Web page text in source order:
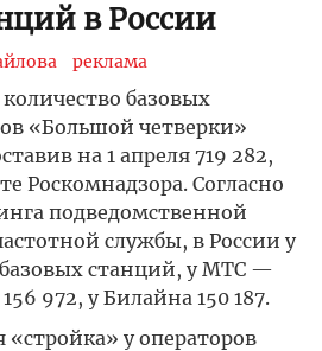
в России
реклама
количество базовых
«Большой четверки»
на 1 апреля 719 282,
Роскомнадзора. Согласно
подведомственной
службы, в России у
станций, у МТС —
972, у Билайна 150 187.
у операторов